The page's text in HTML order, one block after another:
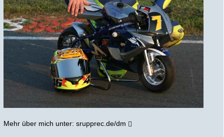
Mehr über mich unter: srupprec.de/dm